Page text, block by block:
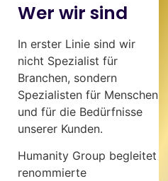
Wer wir sind
In erster Linie sind wir
nicht Spezialist für
Branchen, sondern
Spezialisten für Menschen
und für die Bedürfnisse
unserer Kunden.
Humanity Group begleitet
renommierte